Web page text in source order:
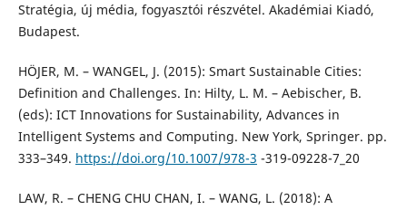
Stratégia, új média, fogyasztói részvétel. Akadémiai Kiadó,
Budapest.
HÖJER, M. – WANGEL, J. (2015): Smart Sustainable Cities:
Definition and Challenges. In: Hilty, L. M. – Aebischer, B.
(eds): ICT Innovations for Sustainability, Advances in
Intelligent Systems and Computing. New York, Springer. pp.
333–349. https://doi.org/10.1007/978-3 -319-09228-7_20
LAW, R. – CHENG CHU CHAN, I. – WANG, L. (2018): A